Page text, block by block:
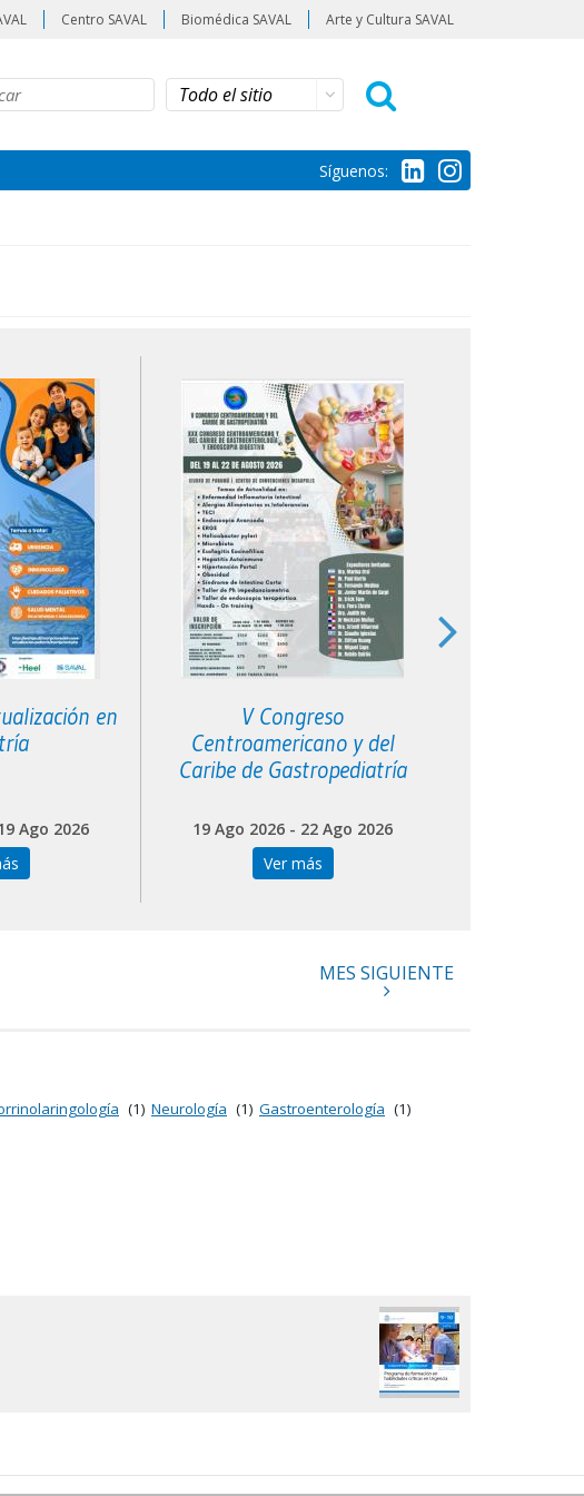
Centro SAVAL Biomédica SAVAL Arte y Cultura SAVAL
Síguenos:
en
Ago 2026
V Congreso
Centroamericano y del
Caribe de Gastropediatría
19 Ago 2026 - 22 Ago 2026
Ver más
MES SIGUIENTE
(1) Neurología (1) Gastroenterología (1)